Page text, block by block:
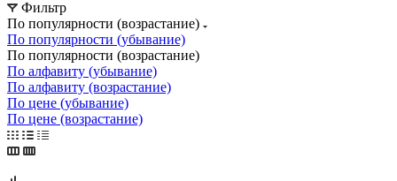
Фильтр
По популярности (возрастание)
По популярности (убывание)
По популярности (возрастание)
По алфавиту (убывание)
По алфавиту (возрастание)
По цене (убывание)
По цене (возрастание)